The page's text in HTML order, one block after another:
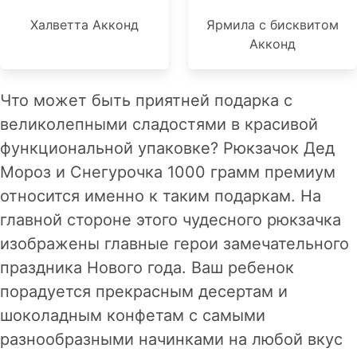
Халветта Акконд
Ярмила с бисквитом
Акконд
Что может быть приятней подарка с
великолепными сладостями в красивой
функциональной упаковке? Рюкзачок Дед
Мороз и Снегурочка 1000 грамм премиум
относится именно к таким подаркам. На
главной стороне этого чудесного рюкзачка
изображены главные герои замечательного
праздника Нового года. Ваш ребенок
порадуется прекрасным десертам и
шоколадным конфетам с самыми
разнообразными начинками на любой вкус